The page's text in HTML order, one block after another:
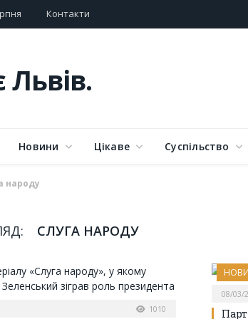
Контакти
Новини Цікаве Суспільство
народу
СЛУГА НАРОДУ
1010
08/03/